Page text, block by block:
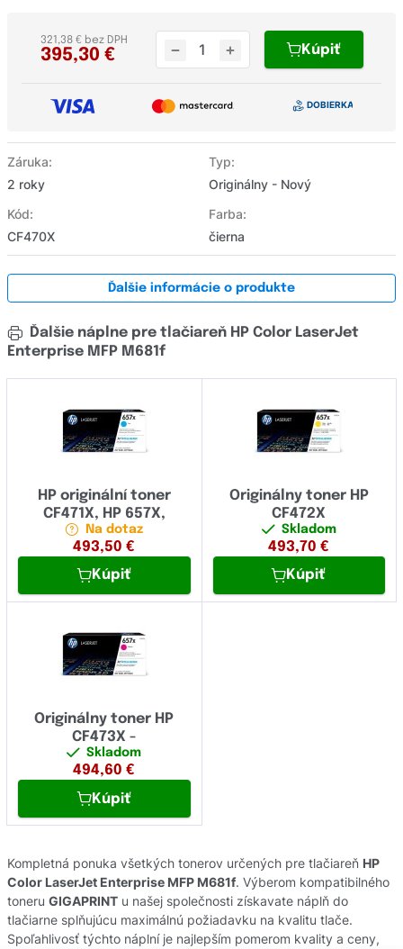
Záruka:
2 roky
Typ:
Originálny - Nový
Kód:
CF470X
Farba:
čierna
395,30 €
321,38 € bez DPH
Kúpiť
Ďalšie informácie o produkte
Ďalšie náplne pre tlačiareň HP Color LaserJet
Enterprise MFP M681f
HP originální toner
CF471X, HP 657X,
Na dotaz
493,50 €
Kúpiť
Originálny toner HP
CF472X
Skladom
493,70 €
Kúpiť
Originálny toner HP
CF473X -
Skladom
494,60 €
Kúpiť
Kompletná ponuka všetkých tonerov určených pre tlačiareň HP
Color LaserJet Enterprise MFP M681f. Výberom kompatibilného
toneru GIGAPRINT u našej společnosti získavate náplň do
tlačiarne splňujúcu maximálnú požiadavku na kvalitu tlače.
Spoľahlivosť týchto náplní je najlepším pomerom kvality a ceny,